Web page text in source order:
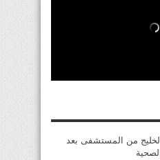
من المستشفى بعد